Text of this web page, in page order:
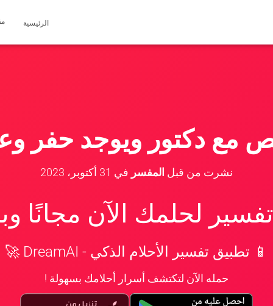
الرئيسية
مع دكتور ويوجد حفر
نشرت من قبل المفسر في 31 أكتوبر، 2023
لحلمك الآن مجانًا
📱 تطبيق تفسير الأحلام الذكي - DreamAI 🚀
حمله الآن لتكتشف أسرار أحلامك بسهولة !